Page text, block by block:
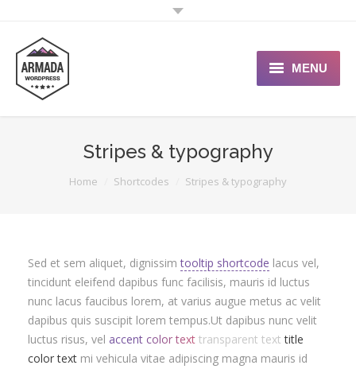
MENU
Support Portal
Custom Shop
Stripes & typography
You are here:Home Shortcodes Stripes & typography
Sed et sem aliquet, dignissimtooltip shortcode lacus vel,
tincidunt eleifend dapibus func facilisis, mauris id luctus
nunc lacus faucibus lorem, at varius augue metus ac velit
dapibus quis suscipit lorem tempus.Ut dapibus nunc velit
luctus risus, vel accent color text transparent text title
color text mi vehicula vitae adipiscing magna mauris id